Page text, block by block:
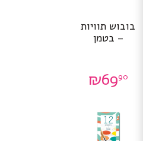
בובוש תוויות
– בטמן
₪6990